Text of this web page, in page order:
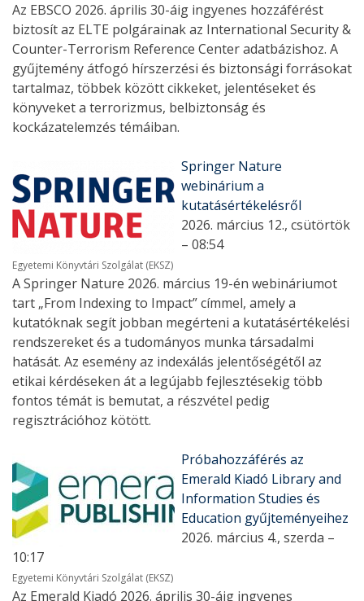
Az EBSCO 2026. április 30-áig ingyenes hozzáférést
biztosít az ELTE polgárainak az International Security &
Counter-Terrorism Reference Center adatbázishoz. A
gyűjtemény átfogó hírszerzési és biztonsági forrásokat
tartalmaz, többek között cikkeket, jelentéseket és
könyveket a terrorizmus, belbiztonság és
kockázatelemzés témáiban.
Springer Nature
webinárium a
kutatásértékelésről
2026. március 12., csütörtök
– 08:54
Egyetemi Könyvtári Szolgálat (EKSZ)
A Springer Nature 2026. március 19-én webináriumot
tart „From Indexing to Impact” címmel, amely a
kutatóknak segít jobban megérteni a kutatásértékelési
rendszereket és a tudományos munka társadalmi
hatását. Az esemény az indexálás jelentőségétől az
etikai kérdéseken át a legújabb fejlesztésekig több
fontos témát is bemutat, a részvétel pedig
regisztrációhoz kötött.
Próbahozzáférés az
Emerald Kiadó Library and
Information Studies és
Education gyűjteményeihez
2026. március 4., szerda –
10:17
Egyetemi Könyvtári Szolgálat (EKSZ)
Az Emerald Kiadó 2026. április 30-áig ingyenes